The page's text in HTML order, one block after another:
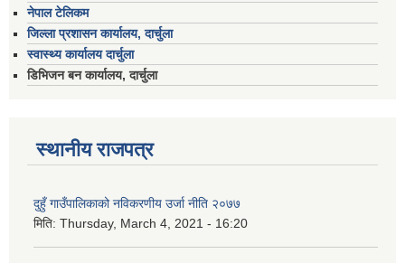
नेपाल टेलिकम
जिल्ला प्रशासन कार्यालय, दार्चुला
स्वास्थ्य कार्यालय दार्चुला
डिभिजन बन कार्यालय, दार्चुला
स्थानीय राजपत्र
दुहुँ गाउँपालिकाको नविकरणीय उर्जा नीति २०७७
मिति: Thursday, March 4, 2021 - 16:20